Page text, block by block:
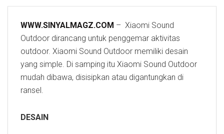
WWW.SINYALMAGZ.COM – Xiaomi Sound
Outdoor dirancang untuk penggemar aktivitas
outdoor. Xiaomi Sound Outdoor memiliki desain
yang simple. Di samping itu Xiaomi Sound Outdoor
mudah dibawa, disisipkan atau digantungkan di
ransel.
DESAIN